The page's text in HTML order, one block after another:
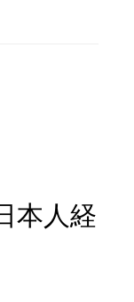
本人経